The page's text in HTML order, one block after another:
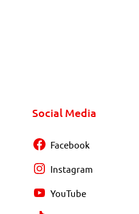
Social Media
Facebook
Instagram
YouTube